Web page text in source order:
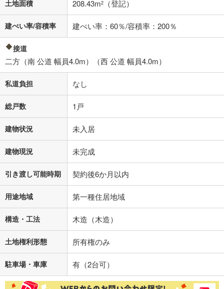
土地面積 208.43m2 （登記）
建ぺい率/容積率 建ぺい率：60％/容積率：200％
接道
二方（南 公道 幅員4.0m）（西 公道 幅員4.0m）
私道負担 なし
総戸数 1戸
建物状況 未入居
建物現況 未完成
引き渡し可能時期 契約後6か月以内
用途地域 第一種住居地域
構造・工法 木造（木造）
土地権利形態 所有権のみ
駐車場・車庫 有（2台可）